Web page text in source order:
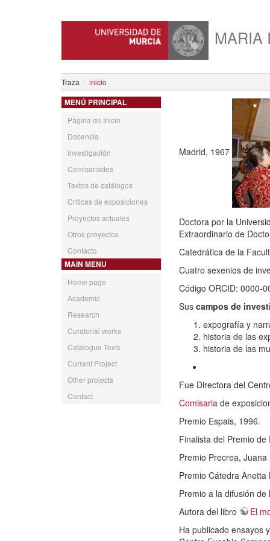
MARIA
Traza
inicio
MENÚ PRINCIPAL
Página de Inicio
Docencia
Investigación
Comisariados
Textos de catálogos
Críticas de exposiciones
Proyectos actuales
Otros proyectos
Contacto
MAIN MENU
Home page
Academic
Research
Curatorial works
Catalogue Texts
Current Project
Other projects
Contact
Madrid, 1967
Doctora por la
Extraordinario de
Catedrática de la
Cuatro sexenios de
Código ORCID: 0000-
Sus campos de
expografía y
historia de las
historia de las
Fue Directora del
Comisaria de
Premio Espais, 1996.
Finalista del Premio
Premio Precrea,
Premio Cátedra
Premio a la difusión
Autora del libro
El
Ha publicado ensayos